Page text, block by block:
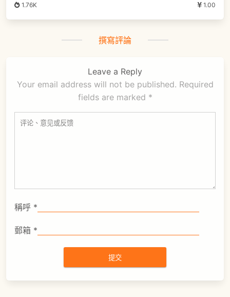
1.76K 1.00
撰寫評論
Leave a Reply
Your email address will not be published. Required
fields are marked *
稱呼 *
郵箱 *